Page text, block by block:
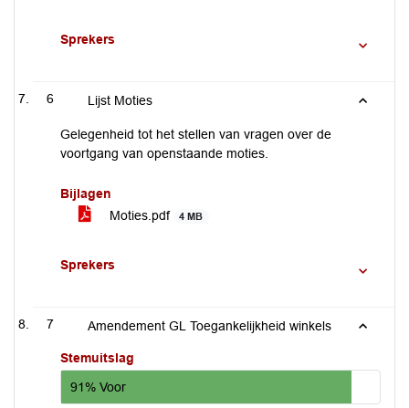
Sprekers
6 Lijst Moties
Gelegenheid tot het stellen van vragen over de
voortgang van openstaande moties.
Bijlagen
Moties.pdf
4 MB
Sprekers
7 Amendement GL Toegankelijkheid winkels
Stemuitslag
91% Voor